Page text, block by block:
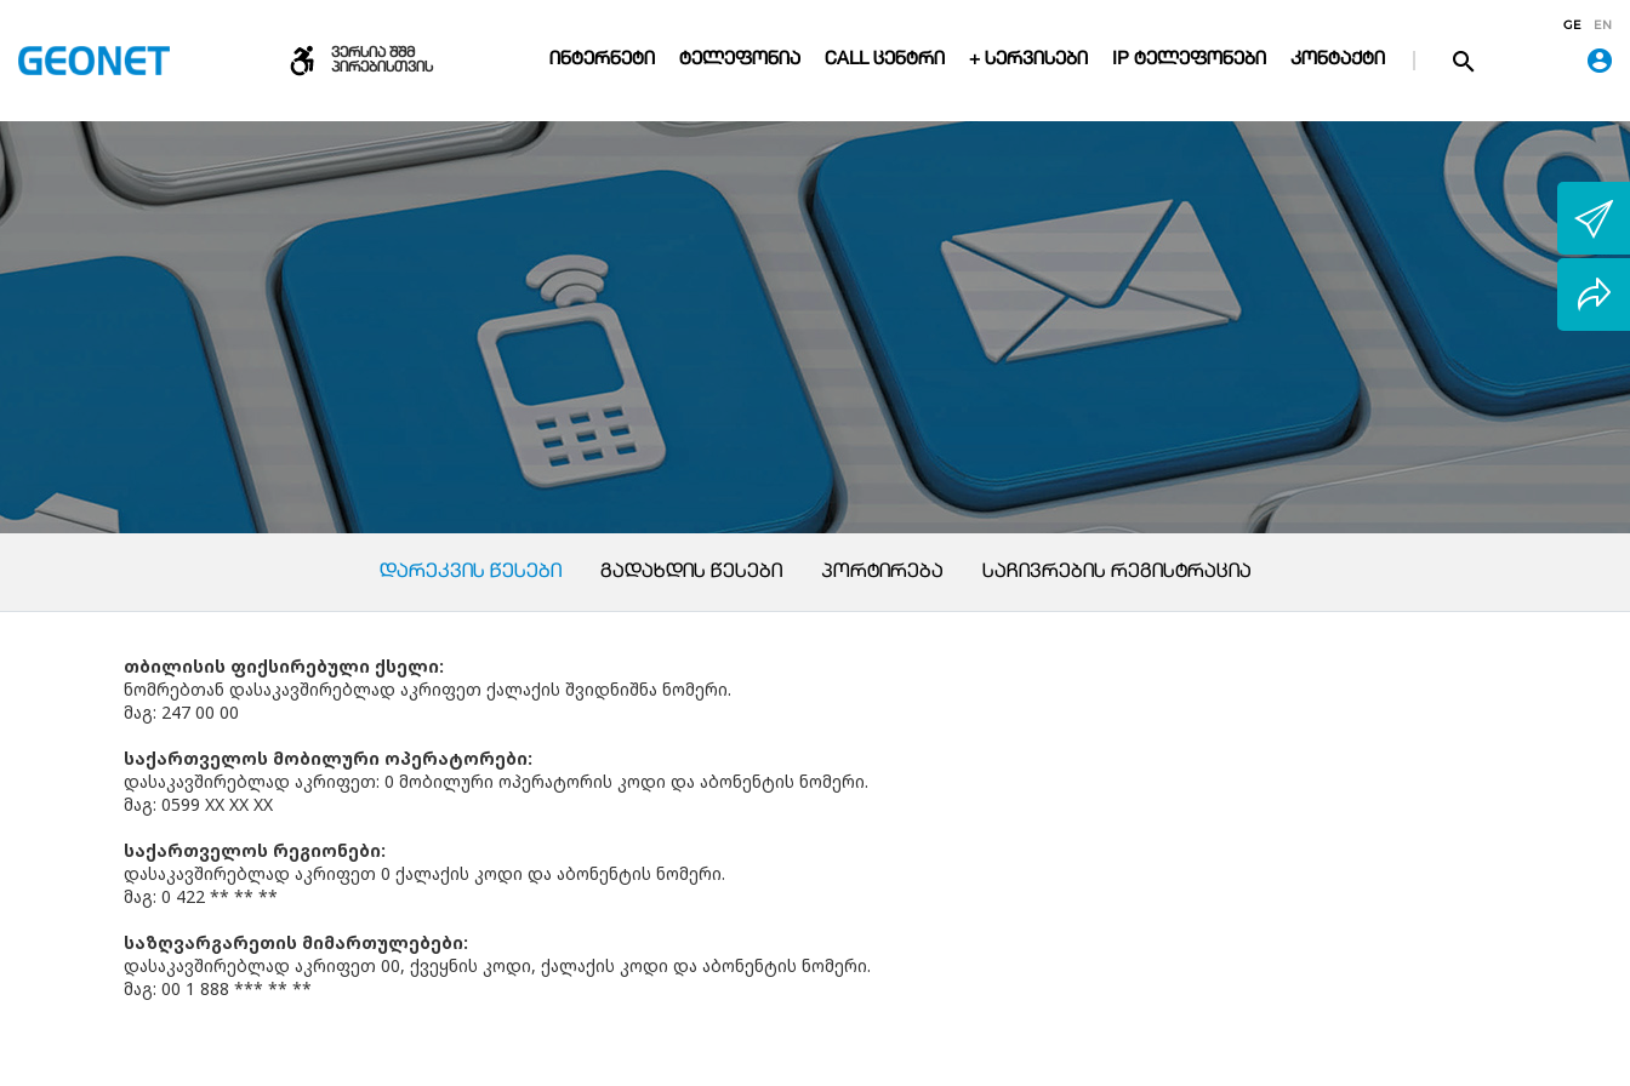
ვერსია შშმ
პირებისთვის
ᲘᲜᲢᲔᲠᲜᲔᲢᲘ ᲢᲔᲚᲔᲤᲝᲜᲘᲐ CALL ᲪᲔᲜᲢᲠᲘ + ᲡᲔᲠᲕᲘᲡᲔᲑᲘ IP ᲢᲔᲚᲔᲤᲝᲜᲔᲑᲘ ᲙᲝᲜᲢᲐᲥᲢᲘ
GE EN
ᲓᲐᲠᲔᲙᲕᲘᲡ ᲬᲔᲡᲔᲑᲘ ᲒᲐᲓᲐᲮᲓᲘᲡ ᲬᲔᲡᲔᲑᲘ ᲞᲝᲠᲢᲘᲠᲔᲑᲐ ᲡᲐᲩᲘᲕᲠᲔᲑᲘᲡ ᲠᲔᲒᲘᲡᲢᲠᲐᲪᲘᲐ
თბილისის ფიქსირებული ქსელი:
ნომრებთან დასაკავშირებლად აკრიფეთ ქალაქის შვიდნიშნა ნომერი.
მაგ: 247 00 00
საქართველოს მობილური ოპერატორები:
დასაკავშირებლად აკრიფეთ: 0 მობილური ოპერატორის კოდი და აბონენტის ნომერი.
მაგ: 0599 XX XX XX
საქართველოს რეგიონები:
დასაკავშირებლად აკრიფეთ 0 ქალაქის კოდი და აბონენტის ნომერი.
მაგ: 0 422 ** ** **
საზღვარგარეთის მიმართულებები:
დასაკავშირებლად აკრიფეთ 00, ქვეყნის კოდი, ქალაქის კოდი და აბონენტის ნომერი.
მაგ: 00 1 888 *** ** **